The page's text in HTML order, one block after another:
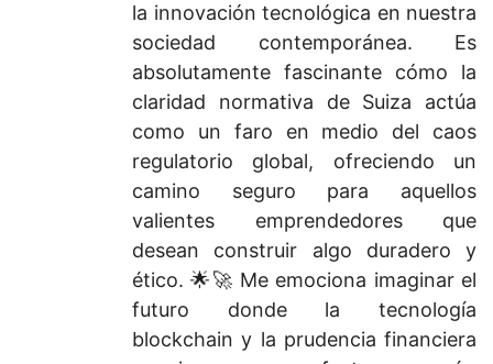
la innovación tecnológica en nuestra
sociedad contemporánea. Es
absolutamente fascinante cómo la
claridad normativa de Suiza actúa
como un faro en medio del caos
regulatorio global, ofreciendo un
camino seguro para aquellos
valientes emprendedores que
desean construir algo duradero y
ético. 🌟🚀 Me emociona imaginar el
futuro donde la tecnología
blockchain y la prudencia financiera